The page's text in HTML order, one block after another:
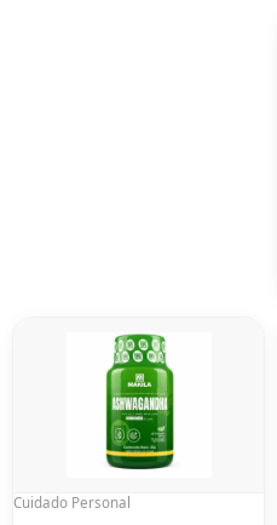
Cuidado Personal
range:
$ 79.900
through
$ 159.800